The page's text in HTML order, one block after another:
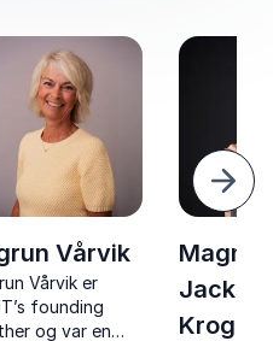
Vårvik
Vårvik er
founding
og var en
Magnus
Krogh